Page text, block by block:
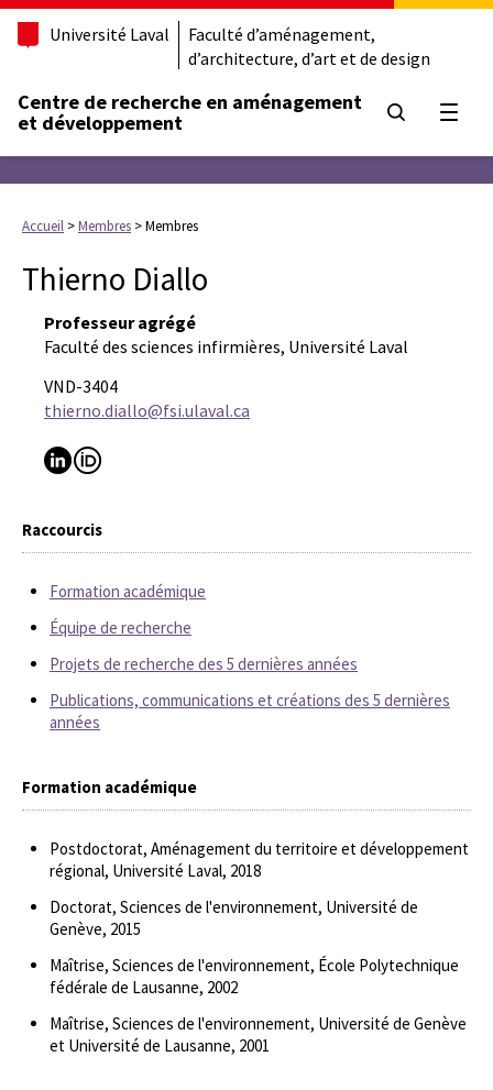
Université Laval
Faculté d’aménagement,
d’architecture, d’art et de design
Centre de recherche en aménagement
et développement
Accueil >Membres >Membres
Thierno Diallo
Professeur agrégé
Faculté des sciences infirmières, Université Laval
VND-3404
thierno.diallo@fsi.ulaval.ca
Raccourcis
Formation académique
Équipe de recherche
Projets de recherche des 5 dernières années
Publications, communications et créations des 5 dernières
années
Formation académique
Postdoctorat, Aménagement du territoire et développement
régional, Université Laval, 2018
Doctorat, Sciences de l'environnement, Université de
Genève, 2015
Maîtrise, Sciences de l'environnement, École Polytechnique
fédérale de Lausanne, 2002
Maîtrise, Sciences de l'environnement, Université de Genève
et Université de Lausanne, 2001